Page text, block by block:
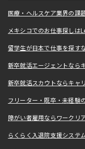
医療・ヘルスケア業界の課
メキシコでのお仕事探しは
留学生が日本で仕事を探す
新卒就活エージェントなら
新卒就活スカウトならキャ
フリーター・既卒・未経験
障がい者雇用ならワークリ
らくらく入退院支援システ